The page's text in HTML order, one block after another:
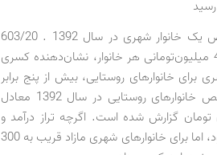
براساس گزارش مرکز آمار ایران، متوسط هزینه کل خالص یک خانوار شهری در سال 1392 . 603/20
میلیون تومان بوده است که در مقایسه با درآمد 441/20 میلیون‌تومانی هر خانوار، نشان‌دهنده کسری
برای خانوارهای روستایی، بیش از پنج برابر
یعنی معادل 860 هزار تومان برآورد می‌شود. هزینه خالص خانوارهای روستایی در سال 1392 معادل
تومان و درآمد معادل 095/12 میلیون تومان گزارش شده است. اگرچه تراز درآمد و
هزینه خانوار روستایی در سال 1391 نیز با کسری مواجه بود، اما برای خانوارهای شهری مازاد قریب به 300